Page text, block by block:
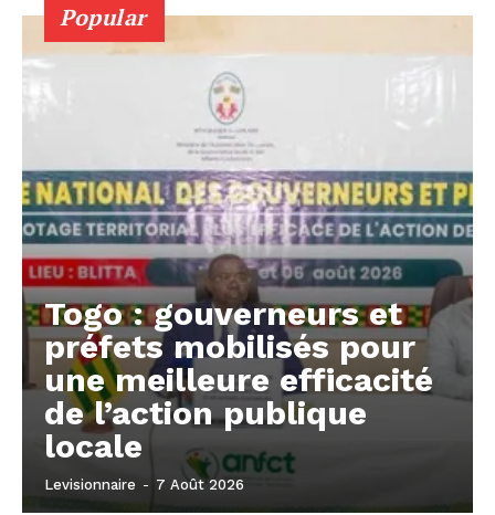
Popular
Togo : gouverneurs et
préfets mobilisés pour
une meilleure efficacité
de l’action publique
locale
Levisionnaire - 7 Août 2026